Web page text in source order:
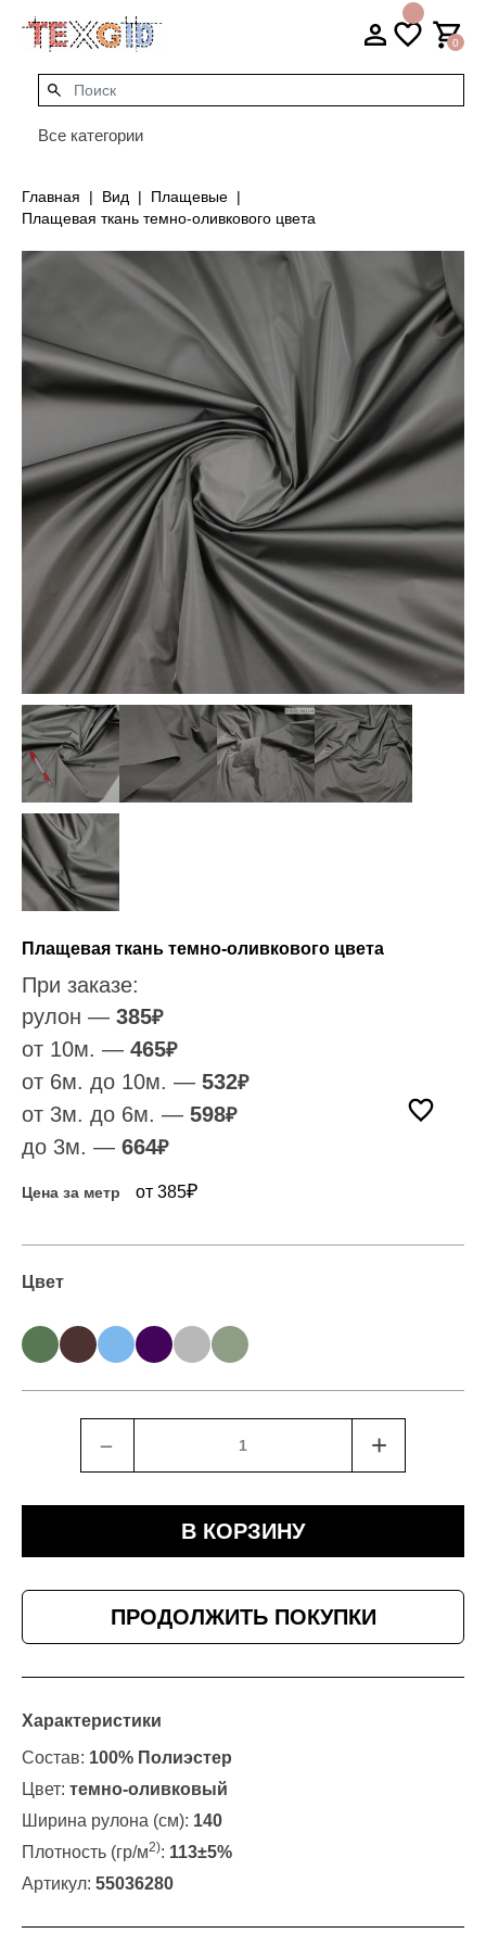
0
Все категории
Главная Вид
Плащевые
Плащевая ткань темно-оливкового цвета
Плащевая ткань темно-оливкового цвета
При заказе:
рулон — 385₽
от 10м. — 465₽
от 6м. до 10м. — 532₽
от 3м. до 6м. — 598₽
до 3м. — 664₽
Цена за метр от 385₽
Цвет
﹣ +
В КОРЗИНУ
ПРОДОЛЖИТЬ ПОКУПКИ
Характеристики
Состав: 100% Полиэстер
Цвет: темно-оливковый
Ширина рулона (см): 140
Плотность (гр/м2): 113±5%
Артикул: 55036280